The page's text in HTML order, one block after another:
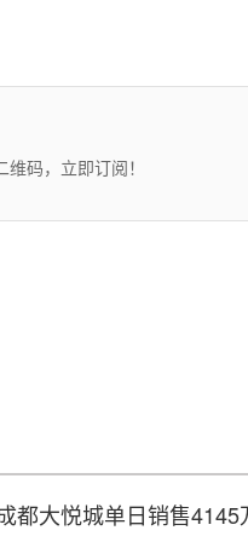
码，立即订阅！
都大悦城单日销售4145